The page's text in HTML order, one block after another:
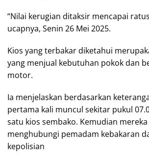
“Nilai kerugian ditaksir mencapai
ucapnya, Senin 26 Mei 2025.
Kios yang terbakar diketahui
yang menjual kebutuhan pokok dan
motor.
Ia menjelaskan berdasarkan
pertama kali muncul sekitar pukul
satu kios sembako. Kemudian mereka
menghubungi pemadam kebakaran
kepolisian